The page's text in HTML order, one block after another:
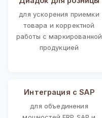
для ускорения приемки
товара и корректной
работы с маркированной
продукцией
Интеграция с SAP
для объединения